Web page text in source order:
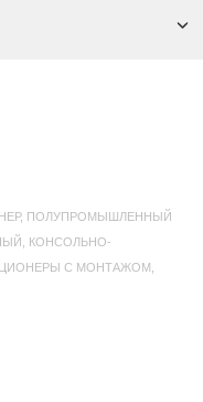
, ПОЛУПРОМЫШЛЕННЫЙ
КОНСОЛЬНО-
С МОНТАЖОМ